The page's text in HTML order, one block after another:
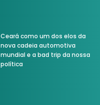
Ceará como um dos elos da
nova cadeia automotiva
mundial e a bad trip da nossa
política